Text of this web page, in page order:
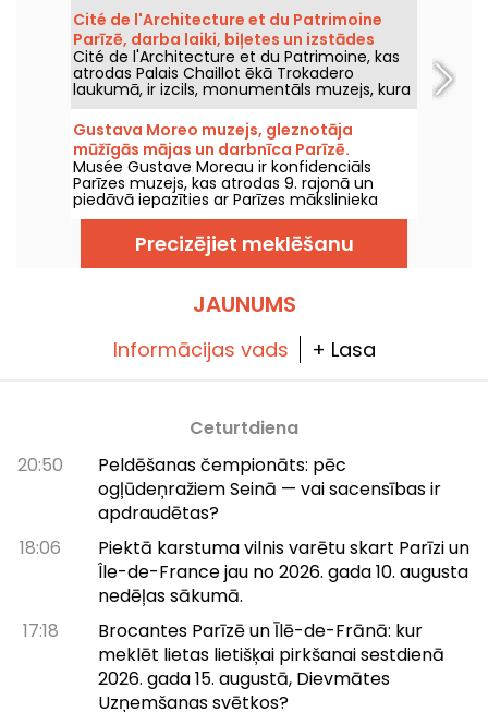
gadsimti attēlu".
Cité de l'Architecture et du Patrimoine
Parīzē, darba laiki, biļetes un izstādes
Cité de l'Architecture et du Patrimoine, kas
atrodas Palais Chaillot ēkā Trokadero
laukumā, ir izcils, monumentāls muzejs, kura
platība ir 22 000 m2 un kurā izvietoti
neskaitāmi modeļi, pilsētu plāni un milzīgas
skulptūras. Šeit jūs varat padziļināti aplūkot
dažas no labākajām ēkām, kas jebkad
būvētas, un iegremdēties tehnoloģiju,
arhitektūras un pilsētplānošanas pasaulē.
Gustava Moreo muzejs, gleznotāja
mūžīgās mājas un darbnīca Parīzē.
Musée Gustave Moreau ir konfidenciāls
Parīzes muzejs, kas atrodas 9. rajonā un
piedāvā iepazīties ar Parīzes mākslinieka
dzīvokli un darbnīcām, kur var apbrīnot
slavenās kāpnes un daudzus simbolistu
kustības darbus.
Precizējiet meklēšanu
JAUNUMS
Informācijas vads + Lasa
Ceturtdiena
20:50
Peldēšanas čempionāts: pēc
ogļūdeņražiem Seinā — vai sacensības ir
apdraudētas?
18:06
Piektā karstuma vilnis varētu skart Parīzi un
Île-de-France jau no 2026. gada 10. augusta
nedēļas sākumā.
17:18
Brocantes Parīzē un Īlē-de-Frānā: kur
meklēt lietas lietišķai pirkšanai sestdienā
2026. gada 15. augustā, Dievmātes
Uzņemšanas svētkos?